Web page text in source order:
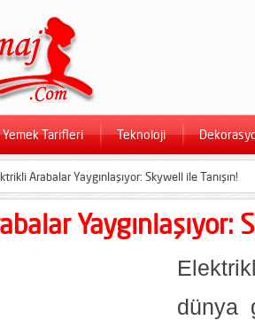
Yemek Tarifleri Teknoloji
Arabalar Yaygınlaşıyor: Skywell ile Tanışın!
Yaygınlaşıyor:
dünya